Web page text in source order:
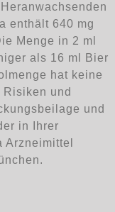
enthält 640 mg
Menge in 2 ml
als 16 ml Bier
hat keine
und
und
in Ihrer